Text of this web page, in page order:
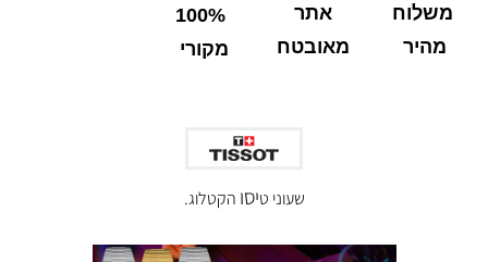
משלוח
מהיר
אתר
מאובטח
100%
מקורי
שעוני טיסו הקטלוג.